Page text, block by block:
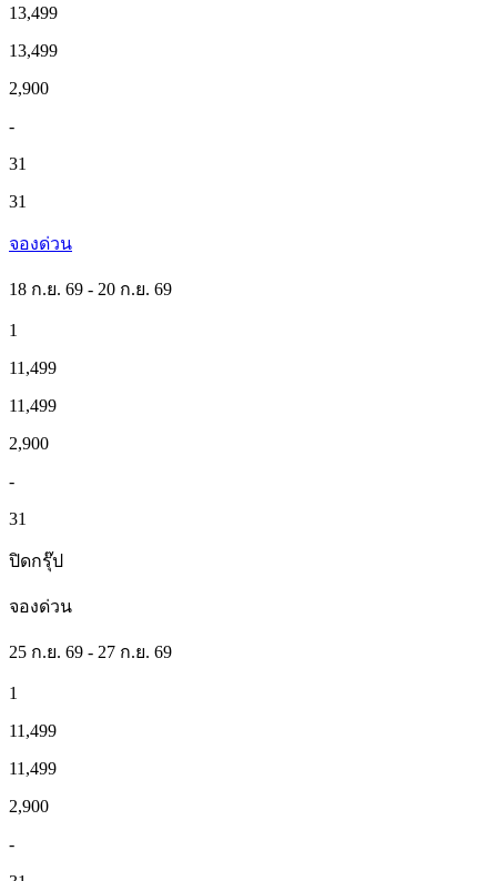
13,499
13,499
2,900
-
31
31
จองด่วน
18 ก.ย. 69 - 20 ก.ย. 69
1
11,499
11,499
2,900
-
31
ปิดกรุ๊ป
จองด่วน
25 ก.ย. 69 - 27 ก.ย. 69
1
11,499
11,499
2,900
-